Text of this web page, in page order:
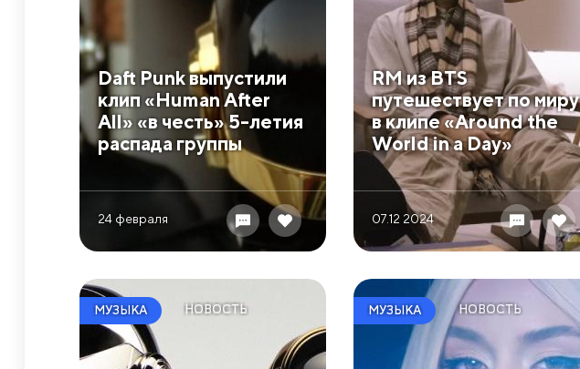
Daft Punk выпустили
клип «Human After
All» «в честь» 5-летия
распада группы
24 февраля
RM из BTS
путешествует по миру
в клипе «Around the
World in a Day»
07.12 2024
МУЗЫКА НОВОСТЬ МУЗЫКА НОВОСТЬ